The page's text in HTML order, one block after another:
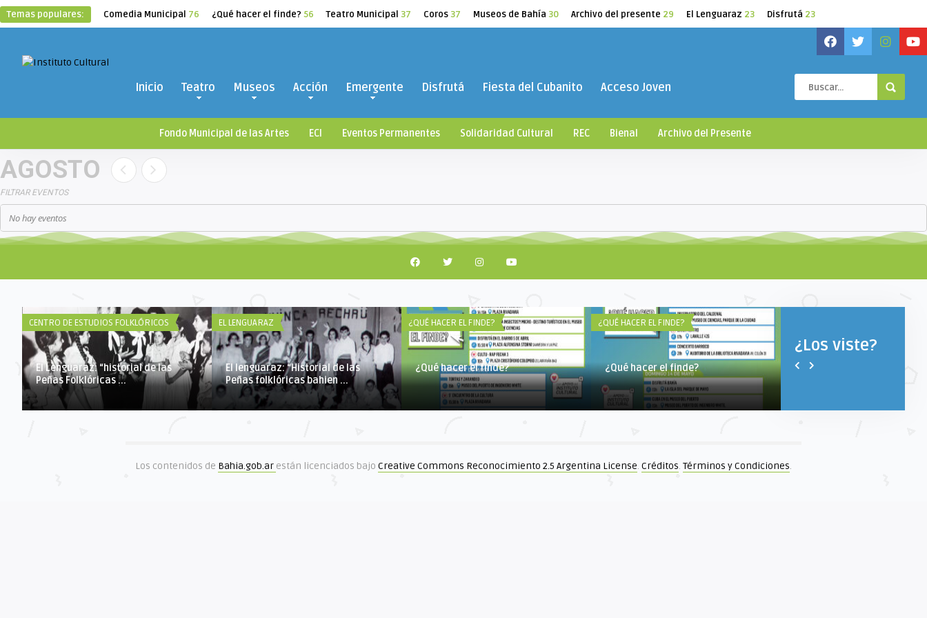
Temas populares: Comedia Municipal 76 ¿Qué hacer el finde? 56 Teatro Municipal 37 Coros 37 Museos de Bahía 30 Archivo del presente 29 El Lenguaraz 23 Disfrutá 23
Inicio Teatro Museos Acción Emergente Disfrutá Fiesta del Cubanito Acceso Joven
Fondo Municipal de las Artes ECI Eventos Permanentes Solidaridad Cultural REC Bienal Archivo del Presente
AGOSTO
FILTRAR EVENTOS
No hay eventos
¿Los viste?
CENTRO DE ESTUDIOS FOLKLÓRICOS
El Lenguaraz: “historial de las
Peñas Folklóricas ...
EL LENGUARAZ
El lenguaraz: “Historial de las
Peñas folklóricas bahien ...
¿QUÉ HACER EL FINDE?
¿Qué hacer el finde?
¿QUÉ HACER EL FINDE?
¿Qué hacer el finde?
Poéticas Diversas 2022 está
Los contenidos de Bahia.gob.ar están licenciados bajo Creative Commons Reconocimiento 2.5 Argentina License. Créditos. Términos y Condiciones.